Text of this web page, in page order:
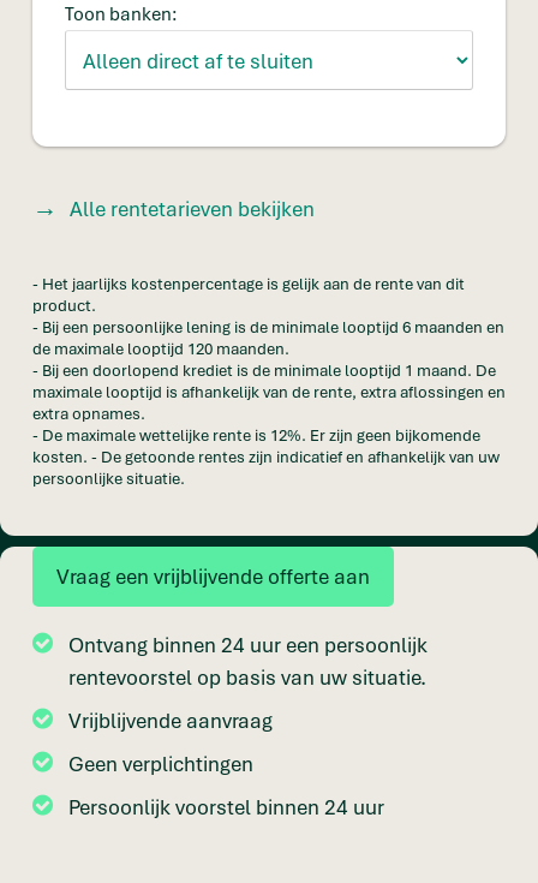
Toon banken:
Alle rentetarieven bekijken
- Het jaarlijks kostenpercentage is gelijk aan de rente van dit
product.
- Bij een persoonlijke lening is de minimale looptijd 6 maanden en
de maximale looptijd 120 maanden.
- Bij een doorlopend krediet is de minimale looptijd 1 maand. De
maximale looptijd is afhankelijk van de rente, extra aflossingen en
extra opnames.
- De maximale wettelijke rente is 12%. Er zijn geen bijkomende
kosten. - De getoonde rentes zijn indicatief en afhankelijk van uw
persoonlijke situatie.
Vraag een vrijblijvende offerte aan
Ontvang binnen 24 uur een persoonlijk
rentevoorstel op basis van uw situatie.
Vrijblijvende aanvraag
Geen verplichtingen
Persoonlijk voorstel binnen 24 uur